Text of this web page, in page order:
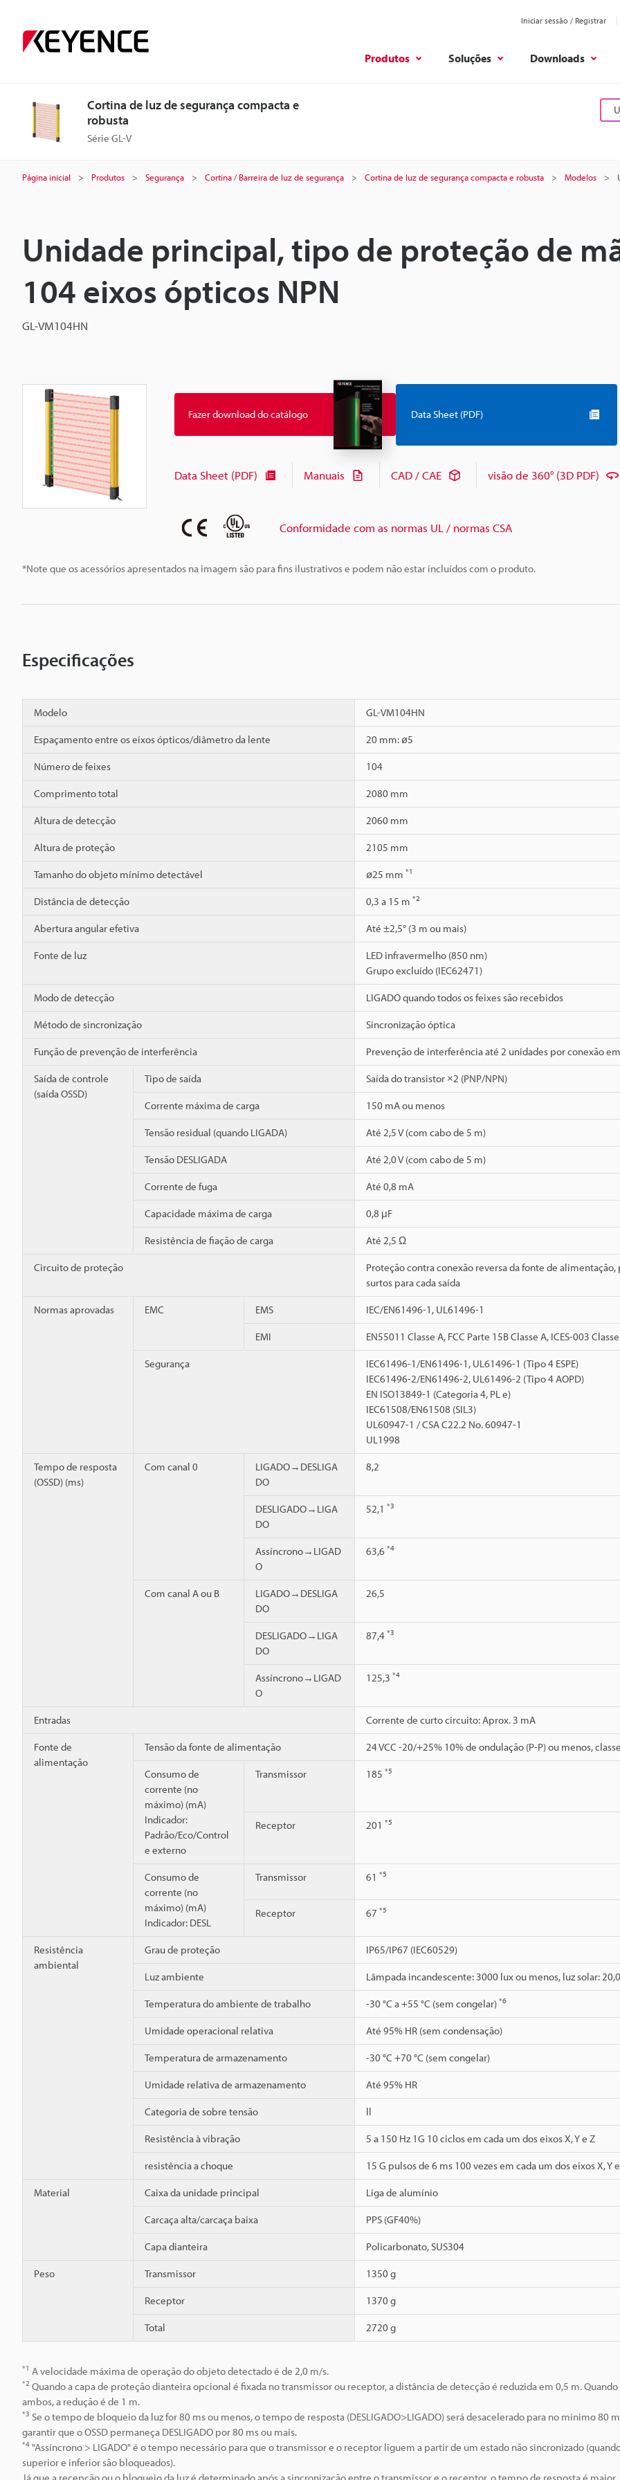
Iniciar sessão / Registrar
Produtos Soluções Downloads
Cortina de luz de segurança compacta e
robusta
Série GL-V
Página inicial Produtos Segurança Cortina / Barreira de luz de segurança Cortina de luz de segurança compacta e robusta Modelos
Unidade principal, tipo de proteção de
104 eixos ópticos NPN
GL-VM104HN
*Note que os acessórios apresentados na imagem são para fins ilustrativos e podem não estar incluídos com o produto.
Fazer download do catálogo Data Sheet (PDF)
Data Sheet (PDF) Manuais CAD / CAE visão de 360° (3D PDF)
Conformidade com as normas UL / normas CSA
Especificações
Modelo GL-VM104HN
Espaçamento entre os eixos ópticos/diâmetro da lente 20 mm: ø5
Número de feixes 104
Comprimento total 2080 mm
Altura de detecção 2060 mm
Altura de proteção 2105 mm
Tamanho do objeto mínimo detectável ø25 mm *1
Distância de detecção 0,3 a 15 m *2
Abertura angular efetiva Até ±2,5° (3 m ou mais)
Fonte de luz
LED infravermelho (850 nm)
Grupo excluído (IEC62471)
Modo de detecção LIGADO quando todos os feixes são recebidos
Método de sincronização Sincronização óptica
Função de prevenção de interferência Prevenção de interferência até 2 unidades por conexão
Saída de controle
(saída OSSD)
Tipo de saída Saída do transistor ×2 (PNP/NPN)
Corrente máxima de carga 150 mA ou menos
Tensão residual (quando LIGADA) Até 2,5 V (com cabo de 5 m)
Tensão DESLIGADA Até 2,0 V (com cabo de 5 m)
Corrente de fuga Até 0,8 mA
Capacidade máxima de carga 0,8 μF
Resistência de fiação de carga Até 2,5 Ω
Circuito de proteção
Proteção contra conexão reversa da fonte de
surtos para cada saída
Normas aprovadas EMC EMS IEC/EN61496-1, UL61496-1
EMI EN55011 Classe A, FCC Parte 15B Classe A, ICES-003
Segurança
IEC61496-1/EN61496-1, UL61496-1 (Tipo 4 ESPE)
IEC61496-2/EN61496-2, UL61496-2 (Tipo 4 AOPD)
EN ISO13849-1 (Categoria 4, PL e)
IEC61508/EN61508 (SIL3)
UL60947-1 / CSA C22.2 No. 60947-1
UL1998
Tempo de resposta
(OSSD) (ms)
Com canal 0
LIGADO→DESLIGA
DO
8,2
DESLIGADO→LIGA
DO
52,1 *3
Assíncrono→LIGAD
O
63,6 *4
Com canal A ou B
LIGADO→DESLIGA
DO
26,5
DESLIGADO→LIGA
DO
87,4 *3
Assíncrono→LIGAD
O
125,3 *4
Entradas Corrente de curto circuito: Aprox. 3 mA
Fonte de
alimentação
Tensão da fonte de alimentação 24 VCC -20/+25% 10% de ondulação (P-P) ou menos,
Consumo de
corrente (no
máximo) (mA)
Indicador:
Padrão/Eco/Control
e externo
Transmissor 185 *5
Receptor 201 *5
Consumo de
corrente (no
máximo) (mA)
Indicador: DESL
Transmissor 61 *5
Receptor 67 *5
Resistência
ambiental
Grau de proteção IP65/IP67 (IEC60529)
Luz ambiente Lâmpada incandescente: 3000 lux ou menos, luz solar:
Temperatura do ambiente de trabalho -30 °C a +55 °C (sem congelar) *6
Umidade operacional relativa Até 95% HR (sem condensação)
Temperatura de armazenamento -30 °C +70 °C (sem congelar)
Umidade relativa de armazenamento Até 95% HR
Categoria de sobre tensão ll
Resistência à vibração 5 a 150 Hz 1G 10 ciclos em cada um dos eixos X, Y e Z
resistência a choque 15 G pulsos de 6 ms 100 vezes em cada um dos eixos X, Y
Material Caixa da unidade principal Liga de alumínio
Carcaça alta/carcaça baixa PPS (GF40%)
Capa dianteira Policarbonato, SUS304
Peso Transmissor 1350 g
Receptor 1370 g
Total 2720 g
*1 A velocidade máxima de operação do objeto detectado é de 2,0 m/s.
*2 Quando a capa de proteção dianteira opcional é fixada no transmissor ou receptor, a distância de detecção é reduzida em 0,5 m.
ambos, a redução é de 1 m.
*3 Se o tempo de bloqueio da luz for 80 ms ou menos, o tempo de resposta (DESLIGADO>LIGADO) será desacelerado para no mínimo 80
garantir que o OSSD permaneça DESLIGADO por 80 ms ou mais.
*4 "Assíncrono > LIGADO" é o tempo necessário para que o transmissor e o receptor liguem a partir de um estado não sincronizado
superior e inferior são bloqueados).
Já que a recepção ou o bloqueio da luz é determinado após a sincronização entre o transmissor e o receptor, o tempo de resposta é maior.